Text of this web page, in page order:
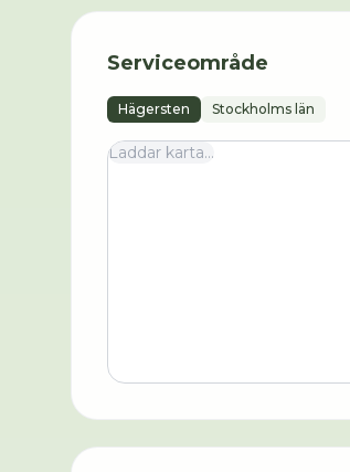
Serviceområde
Hägersten Stockholms län
Laddar karta...